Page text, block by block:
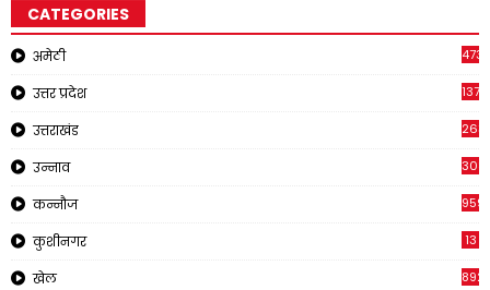
CATEGORIES
अमेठी
उत्तर प्रदेश 1371
उत्तराखंड
उन्नाव 308
कन्नौज 959
कुशीनगर 13
खेल 892